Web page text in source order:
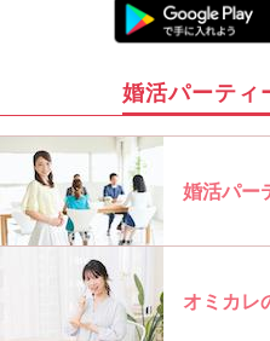
婚活パーティ
婚活パー
オミカレ